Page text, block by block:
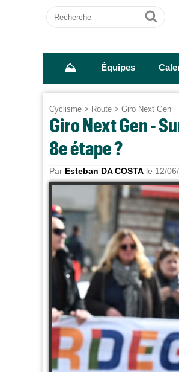
Recherche
Ok
⛰ Équipes
Cyclisme > Route > Giro Next Gen
Giro Next Gen -
8e étape ?
Par Esteban DA COSTA le 12/